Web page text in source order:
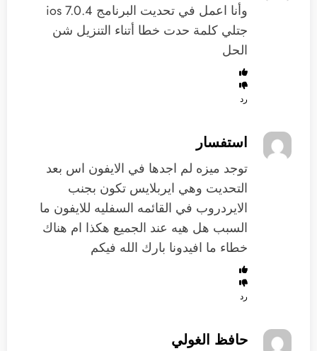
وأنا اعمل في تحديت البرنامج ios 7.0.4
جتلي كلمة حدت خطا أتناء التنزيل شن
الحل
رد
استفسار
توجد ميزه لم اجدها في الايفون اس بعد
التحديت وهي ايربلايس تكون بجنب
الايردروب في القائمه السفليه للايفون ما
السبب هل هيه عند الجميع هكذا ام هناك
خطاء ما افيدونا بارك الله فيكم
رد
حافظ الغولي